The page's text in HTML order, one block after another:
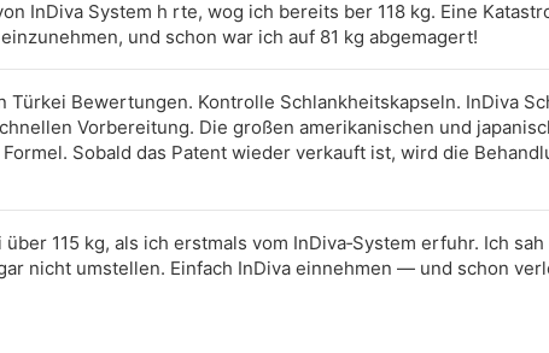
InDiva System h rte, wog ich bereits ber 118 kg. Eine
und schon war ich auf 81 kg abgemagert!
Türkei Bewertungen. Kontrolle Schlankheitskapseln. InDiva
Vorbereitung. Die großen amerikanischen und
Sobald das Patent wieder verkauft ist, wird die
115 kg, als ich erstmals vom InDiva‑System erfuhr. Ich
nicht umstellen. Einfach InDiva einnehmen — und schon